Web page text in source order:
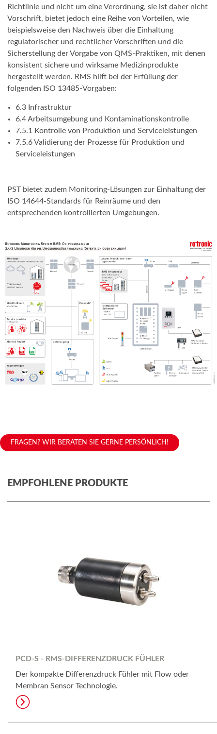
Richtlinie und nicht um eine Verordnung, sie ist daher nicht
Vorschrift, bietet jedoch eine Reihe von Vorteilen, wie
beispielsweise den Nachweis über die Einhaltung
regulatorischer und rechtlicher Vorschriften und die
Sicherstellung der Vorgabe von QMS-Praktiken, mit denen
konsistent sichere und wirksame Medizinprodukte
hergestellt werden. RMS hilft bei der Erfüllung der
folgenden ISO 13485-Vorgaben:
6.3 Infrastruktur
6.4 Arbeitsumgebung und Kontaminationskontrolle
7.5.1 Kontrolle von Produktion und Serviceleistungen
7.5.6 Validierung der Prozesse für Produktion und
Serviceleistungen
PST bietet zudem Monitoring-Lösungen zur Einhaltung der
ISO 14644-Standards für Reinräume und den
entsprechenden kontrollierten Umgebungen.
FRAGEN? WIR BERATEN SIE GERNE PERSÖNLICH!
EMPFOHLENE PRODUKTE
PCD-S - RMS-DIFFERENZDRUCK FÜHLER
Der kompakte Differenzdruck Fühler mit Flow oder
Membran Sensor Technologie.